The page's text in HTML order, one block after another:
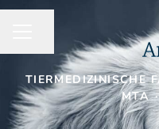
KARRIEREMENÜ
Seite teilen
TIERMEDIZINISCHE
MTA ·